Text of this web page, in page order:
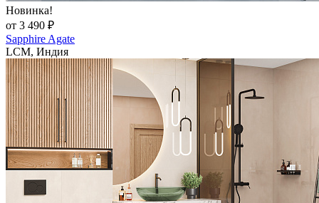
Новинка!
от 3 490 ₽
Sapphire Agate
LCM, Индия